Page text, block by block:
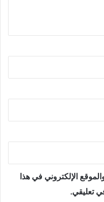
الإلكتروني في هذا
تعليقي.